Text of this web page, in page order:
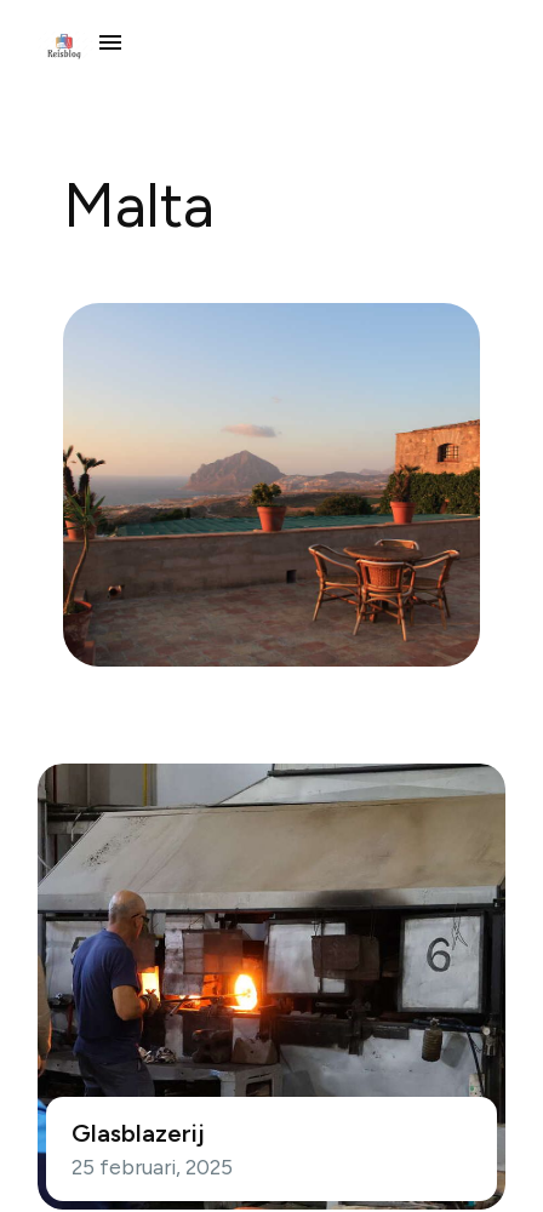
Malta
Glasblazerij
25 februari, 2025